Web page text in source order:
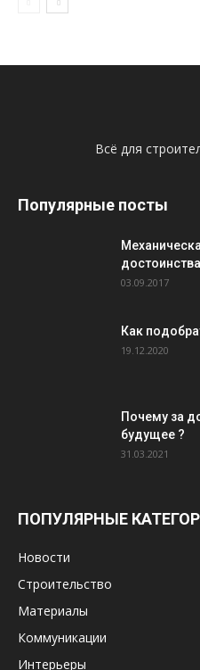
Всё для
Популярные посты
достоинства
03.09.2017
Как
19.12.2020
Почему за
будущее ?
31.03.2021
ПОПУЛЯРНЫЕ
Новости
Строительство
Материалы
Коммуникации
Интерьеры